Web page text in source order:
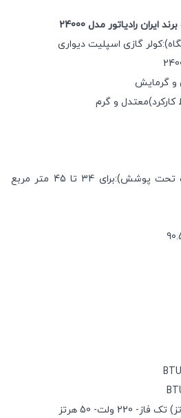
رادیاتور مدل 24000
گازی اسپلیت دیواری
و گرمایش
و گرم
مناسب برای فضای (مساحت تحت پوشش):برای 34 تا 45 متر مربع
ولت- 50 هرتز